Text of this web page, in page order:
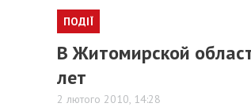
ПОДІЇ
В Житомирской
лет
2 лютого 2010, 14:28